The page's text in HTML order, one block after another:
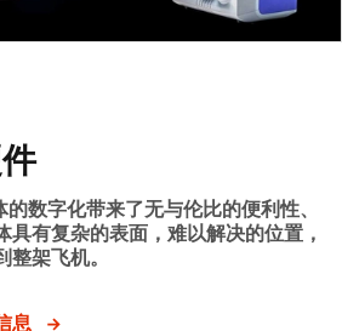
数字化带来了无与伦比的便利性、
具有复杂的表面，难以解决的位置，
整架飞机。
息